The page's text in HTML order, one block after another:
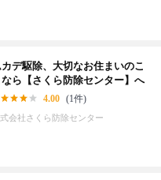
デ駆除、大切なお住まいのこ
なら【さくら防除センター】へ
4.00 (1件)
会社さくら防除センター